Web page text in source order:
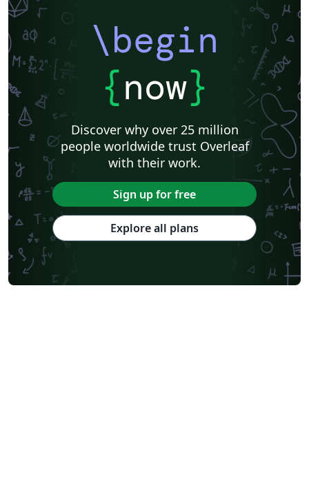
\begin
{now}
Discover why over 25 million
people worldwide trust Overleaf
with their work.
Sign up for free
Explore all plans